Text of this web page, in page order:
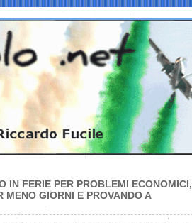
IN FERIE PER PROBLEMI ECONOMICI,
GIORNI E PROVANDO A